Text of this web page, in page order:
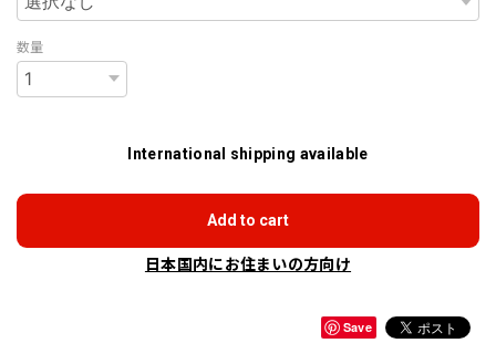
数量
International shipping available
Add to cart
日本国内にお住まいの方向け
Save